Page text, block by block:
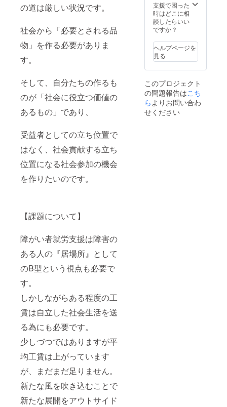
の道は厳しい状況です。
社会から「必要とされる品
物」を作る必要がありま
す。
そして、自分たちの作るも
のが「社会に役立つ価値の
あるもの」であり、
受益者としての立ち位置で
はなく、社会貢献する立ち
位置になる社会参加の機会
を作りたいのです。
【課題について】
障がい者就労支援は障害の
ある人の『居場所』として
のB型という視点も必要で
す。
しかしながらある程度の工
賃は自立した社会生活を送
る為にも必要です。
少しづつではありますが平
均工賃は上がっています
が、まだまだ足りません。
新たな風を吹き込むことで
新たな展開をアウトサイド
支援で困った
時はどこに相
談したらいい
ですか？
ヘルプページを
見る
このプロジェクト
の問題報告はこち
らよりお問い合わ
せください